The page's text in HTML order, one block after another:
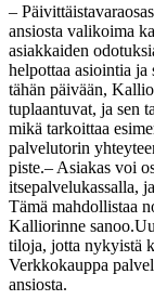
–
ansiosta valikoima
asiakkaiden
helpottaa asiointia ja
tähän päivään,
tuplaantuvat, ja sen
mikä tarkoittaa
palvelutorin
piste.– Asiakas voi
itsepalvelukassalla,
Tämä mahdollistaa
Kalliorinne sanoo.
tiloja, jotta nykyistä
Verkkokauppa
ansiosta.